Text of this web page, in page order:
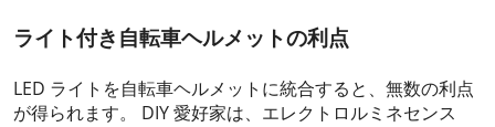
ライト付き自転車ヘルメットの利点
LED ライトを自転車ヘルメットに統合すると、無数の利点
が得られます。 DIY 愛好家は、エレクトロルミネセンス